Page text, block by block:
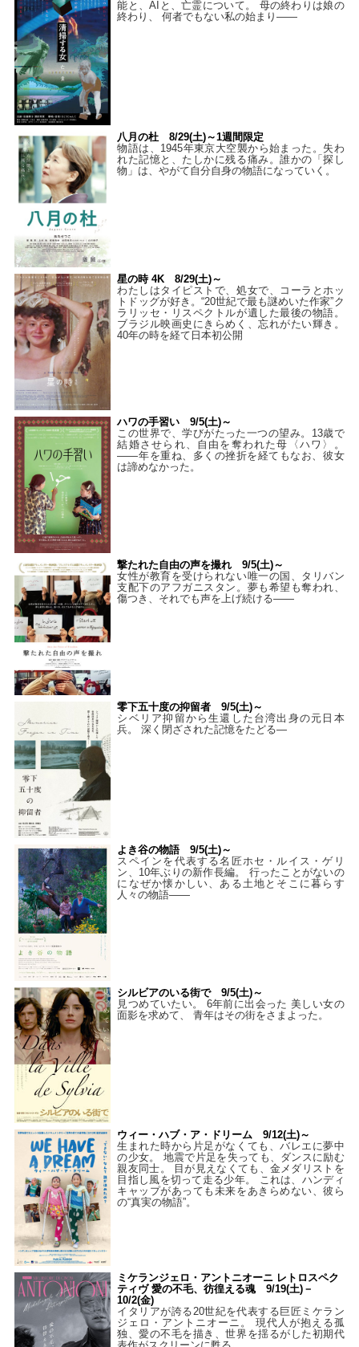
能と、AIと、亡霊について。 母の終わりは娘の
終わり、 何者でもない私の始まり――
八月の杜 8/29(土)～1週間限定
物語は、1945年東京大空襲から始まった。失わ
れた記憶と、たしかに残る痛み。誰かの「探し
物」は、やがて自分自身の物語になっていく。
星の時 4K 8/29(土)～
わたしはタイピストで、処⼥で、コーラとホッ
トドッグが好き。“20世紀で最も謎めいた作家”ク
ラリッセ・リスペクトルが遺した最後の物語。
ブラジル映画史にきらめく、忘れがたい輝き。
40年の時を経て⽇本初公開
ハワの手習い 9/5(土)～
この世界で、学びがたった一つの望み。13歳で
結婚させられ、自由を奪われた母〈ハワ〉。
——年を重ね、多くの挫折を経てもなお、彼女
は諦めなかった。
撃たれた自由の声を撮れ 9/5(土)～
女性が教育を受けられない唯一の国、タリバン
支配下のアフガニスタン。夢も希望も奪われ、
傷つき、それでも声を上げ続ける——
零下五十度の抑留者 9/5(土)～
シベリア抑留から生還した台湾出身の元日本
兵。 深く閉ざされた記憶をたどる—
よき谷の物語 9/5(土)～
スペインを代表する名匠ホセ・ルイス・ゲリ
ン、10年ぶりの新作長編。 行ったことがないの
になぜか懐かしい、ある土地とそこに暮らす
人々の物語――
シルビアのいる街で 9/5(土)～
見つめていたい。 6年前に出会った 美しい女の
面影を求めて、 青年はその街をさまよった。
ウィー・ハブ・ア・ドリーム 9/12(土)～
生まれた時から片足がなくても、バレエに夢中
の少女。 地震で片足を失っても、ダンスに励む
親友同士。 目が見えなくても、金メダリストを
目指し風を切って走る少年。 これは、ハンディ
キャップがあっても未来をあきらめない、彼ら
の“真実の物語”。
ミケランジェロ・アントニオーニ レトロスペク
ティヴ 愛の不毛、彷徨える魂 9/19(土)－
10/2(金)
イタリアが誇る20世紀を代表する巨匠ミケラン
ジェロ・アントニオーニ。 現代人が抱える孤
独、愛の不毛を描き、世界を揺るがした初期代